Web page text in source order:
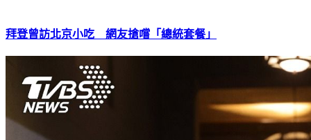
拜登曾訪北京小吃 網友搶嚐「總統套餐」